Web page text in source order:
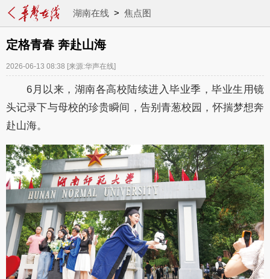
湖南在线> 焦点图
定格青春 奔赴山海
2026-06-13 08:38 [来源:华声在线]
6月以来，湖南各高校陆续进入毕业季，毕业生用镜
头记录下与母校的珍贵瞬间，告别青葱校园，怀揣梦想奔
赴山海。